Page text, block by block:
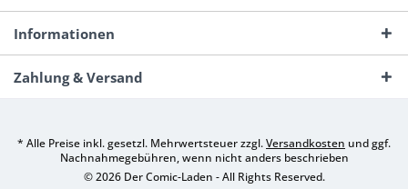
Informationen
Zahlung & Versand
* Alle Preise inkl. gesetzl. Mehrwertsteuer zzgl.Versandkosten und ggf.
Nachnahmegebühren, wenn nicht anders beschrieben
© 2026 Der Comic-Laden - All Rights Reserved.